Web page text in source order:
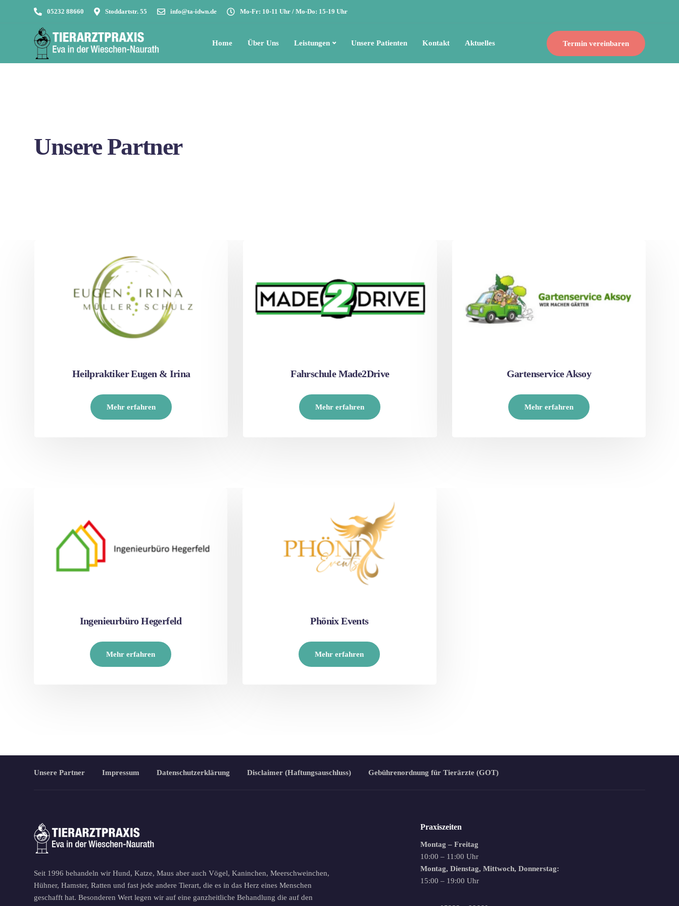
05232 88660 Stoddartstr. 55 info@ta-idwn.de Mo-Fr: 10-11 Uhr / Mo-Do: 15-19 Uhr
Home Über Uns Leistungen Unsere Patienten Kontakt Aktuelles Termin vereinbaren
Unsere Partner
Heilpraktiker Eugen & Irina
Mehr erfahren
Fahrschule Made2Drive
Mehr erfahren
Gartenservice Aksoy
Mehr erfahren
Ingenieurbüro Hegerfeld
Mehr erfahren
Phönix Events
Mehr erfahren
Unsere Partner Impressum Datenschutzerklärung Disclaimer (Haftungsauschluss) Gebührenordnung für Tierärzte (GOT)
Seit 1996 behandeln wir Hund, Katze, Maus aber auch Vögel, Kaninchen, Meerschweinchen,
Hühner, Hamster, Ratten und fast jede andere Tierart, die es in das Herz eines Menschen
geschafft hat. Besonderen Wert legen wir auf eine ganzheitliche Behandlung die auf den
Praxiszeiten
Montag – Freitag
10:00 – 11:00 Uhr
Montag, Dienstag, Mittwoch, Donnerstag:
15:00 – 19:00 Uhr